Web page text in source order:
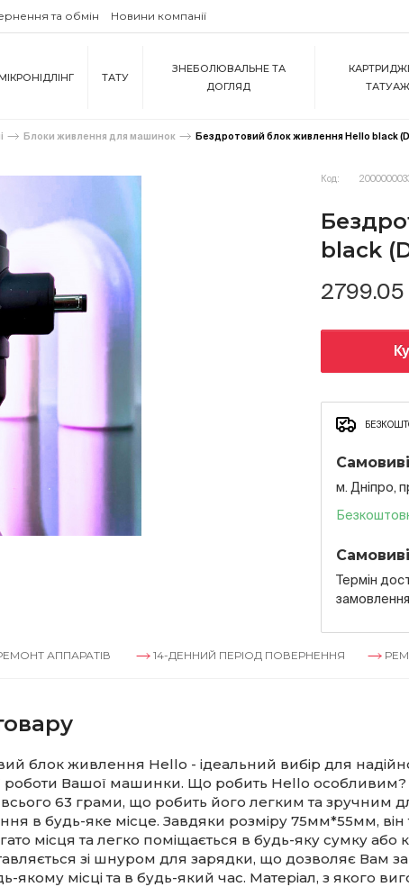
та обмін Новини компанії
ТАТУ
ЗНЕБОЛЮВАЛЬНЕ ТА
ДОГЛЯД
Блоки живлення для машинок Бездротовий блок живлення Hello black
Код:
black
2799.05
м. Дніпро,
Термін
замовлення
14-ДЕННИЙ ПЕРІОД ПОВЕРНЕННЯ РЕМОНТ
блок живлення Hello - ідеальний вибір для
роботи Вашої машинки. Що робить Hello
всього 63 грами, що робить його легким та зручним
в будь-яке місце. Завдяки розміру 75мм*55мм, він
місця та легко поміщається в будь-яку сумку
зі шнуром для зарядки, що дозволяє Вам
якому місці та в будь-який час. Матеріал, з якого